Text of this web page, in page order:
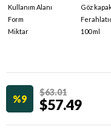
Kullanım Alanı
Göz
Form
Miktar
100 ml
9
$63.01
$57.49